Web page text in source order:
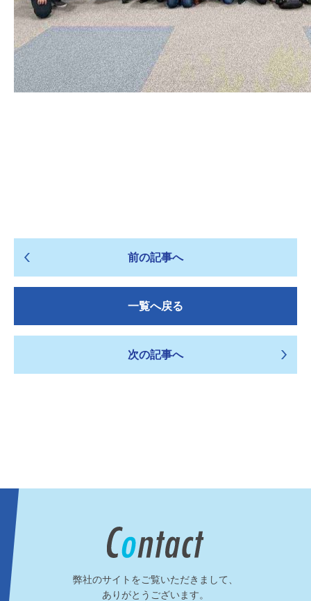
前の記事へ
一覧へ戻る
次の記事へ
弊社のサイトをご覧いただきまして、
ありがとうございます。